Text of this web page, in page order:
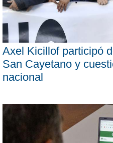
Axel Kicillof participó
San Cayetano y
nacional